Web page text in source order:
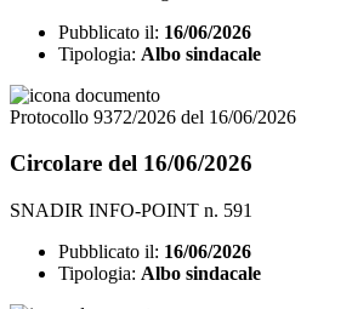
Pubblicato il: 16/06/2026
Tipologia: Albo sindacale
Protocollo 9372/2026 del 16/06/2026
Circolare del 16/06/2026
SNADIR INFO-POINT n. 591
Pubblicato il: 16/06/2026
Tipologia: Albo sindacale